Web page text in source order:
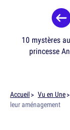
10 mystères
princesse
Accueil Vu en Une
leur aménagement